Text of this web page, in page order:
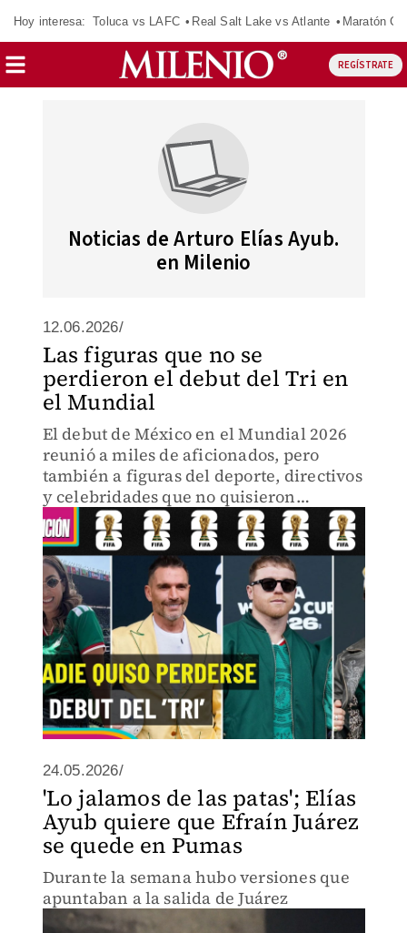
Hoy interesa: Toluca vs LAFC Real Salt Lake vs Atlante Maratón
REGÍSTRATE
Noticias de Arturo Elías Ayub.
en Milenio
12.06.2026/
Las figuras que no se
perdieron el debut del Tri en
el Mundial
El debut de México en el Mundial 2026
reunió a miles de aficionados, pero
también a figuras del deporte, directivos
y celebridades que no quisieron
perderse el histórico momento.
24.05.2026/
'Lo jalamos de las patas'; Elías
Ayub quiere que Efraín Juárez
se quede en Pumas
Durante la semana hubo versiones que
apuntaban a la salida de Juárez